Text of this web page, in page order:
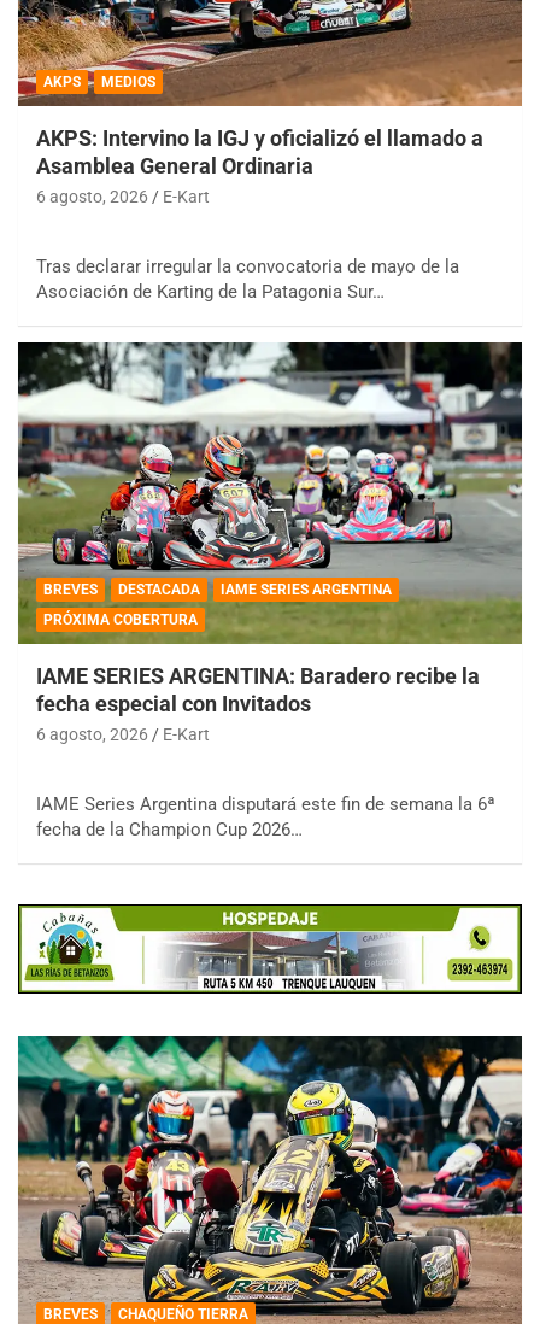
AKPS MEDIOS
AKPS: Intervino la IGJ y oficializó el llamado a
Asamblea General Ordinaria
6 agosto, 2026 E-Kart
Tras declarar irregular la convocatoria de mayo de la
Asociación de Karting de la Patagonia Sur…
BREVES DESTACADA
IAME SERIES ARGENTINA
PRÓXIMA COBERTURA
IAME SERIES ARGENTINA: Baradero recibe la
fecha especial con Invitados
6 agosto, 2026 E-Kart
IAME Series Argentina disputará este fin de semana la 6ª
fecha de la Champion Cup 2026…
BREVES CHAQUEÑO TIERRA